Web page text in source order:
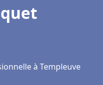
à Templeuve